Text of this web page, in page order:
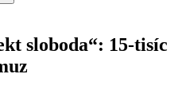
sloboda“: 15-tisíc